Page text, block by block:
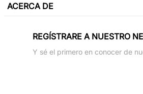
ACERCA DE
REGÍSTRARE A NUESTRO
Y sé el primero en conocer de